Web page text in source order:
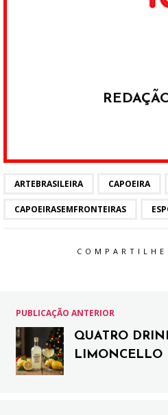
ARTEBRASILEIRA CAPOEIRA
CAPOEIRASEMFRONTEIRAS
COMPARTILHE
PUBLICAÇÃO ANTERIOR
QUATRO
LIMONCELLO